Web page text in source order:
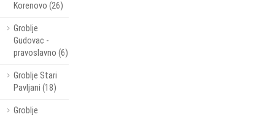
Korenovo (26)
Groblje
Gudovac -
pravoslavno (6)
Groblje Stari
Pavljani (18)
Groblje